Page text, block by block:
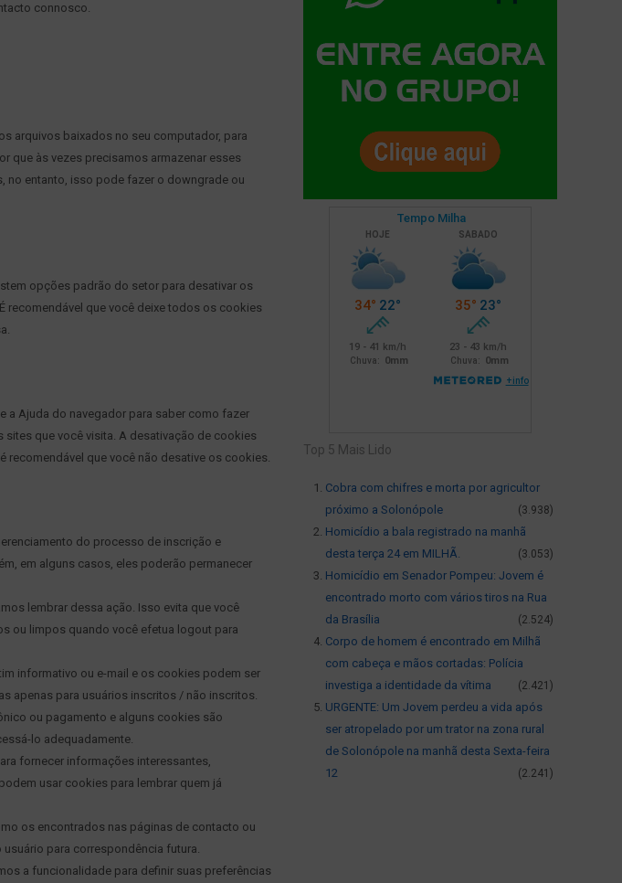
connosco.
arquivos baixados no seu computador, para
que às vezes precisamos armazenar esses
no entanto, isso pode fazer o downgrade ou
opções padrão do setor para desativar os
recomendável que você deixe todos os cookies
Ajuda do navegador para saber como fazer
que você visita. A desativação de cookies
recomendável que você não desative os cookies.
do processo de inscrição e
em alguns casos, eles poderão permanecer
lembrar dessa ação. Isso evita que você
ou limpos quando você efetua logout para
informativo ou e-mail e os cookies podem ser
apenas para usuários inscritos / não inscritos.
ou pagamento e alguns cookies são
lo adequadamente.
fornecer informações interessantes,
usar cookies para lembrar quem já
os encontrados nas páginas de contacto ou
para correspondência futura.
a funcionalidade para definir suas preferências
Top 5 Mais Lido
Cobra com chifres e morta por agricultor
próximo a Solonópole
(3.938)
Homicídio a bala registrado na manhã
desta terça 24 em MILHÃ.
(3.053)
Homicídio em Senador Pompeu: Jovem é
encontrado morto com vários tiros na Rua
da Brasília
(2.524)
Corpo de homem é encontrado em Milhã
com cabeça e mãos cortadas: Polícia
investiga a identidade da vítima
(2.421)
URGENTE: Um Jovem perdeu a vida após
ser atropelado por um trator na zona rural
de Solonópole na manhã desta Sexta-feira
12
(2.241)